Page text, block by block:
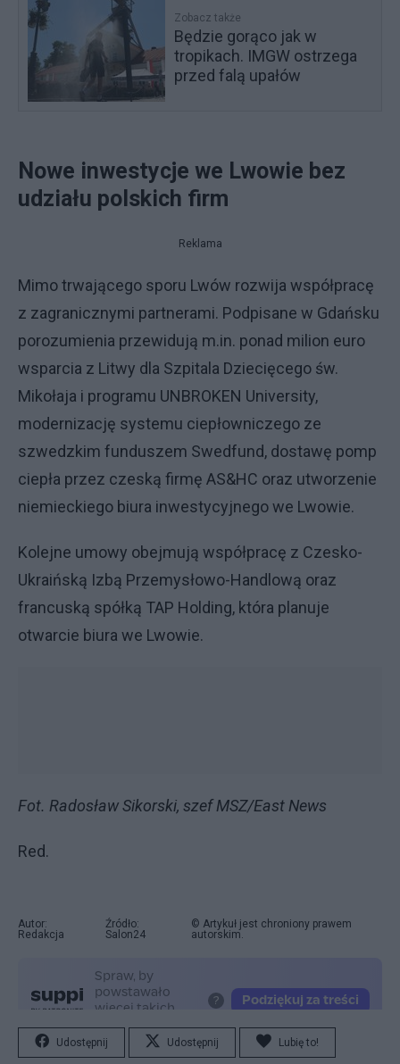
Zobacz także
Będzie gorąco jak w
tropikach. IMGW ostrzega
przed falą upałów
Nowe inwestycje we Lwowie bez
udziału polskich firm
Reklama
Mimo trwającego sporu Lwów rozwija współpracę
z zagranicznymi partnerami. Podpisane w Gdańsku
porozumienia przewidują m.in. ponad milion euro
wsparcia z Litwy dla Szpitala Dziecięcego św.
Mikołaja i programu UNBROKEN University,
modernizację systemu ciepłowniczego ze
szwedzkim funduszem Swedfund, dostawę pomp
ciepła przez czeską firmę AS&HC oraz utworzenie
niemieckiego biura inwestycyjnego we Lwowie.
Kolejne umowy obejmują współpracę z Czesko-
Ukraińską Izbą Przemysłowo-Handlową oraz
francuską spółką TAP Holding, która planuje
otwarcie biura we Lwowie.
Fot. Radosław Sikorski, szef MSZ/East News
Red.
Autor:
Redakcja
Źródło:
Salon24
© Artykuł jest chroniony prawem
autorskim.
Udostępnij Udostępnij Lubię to!